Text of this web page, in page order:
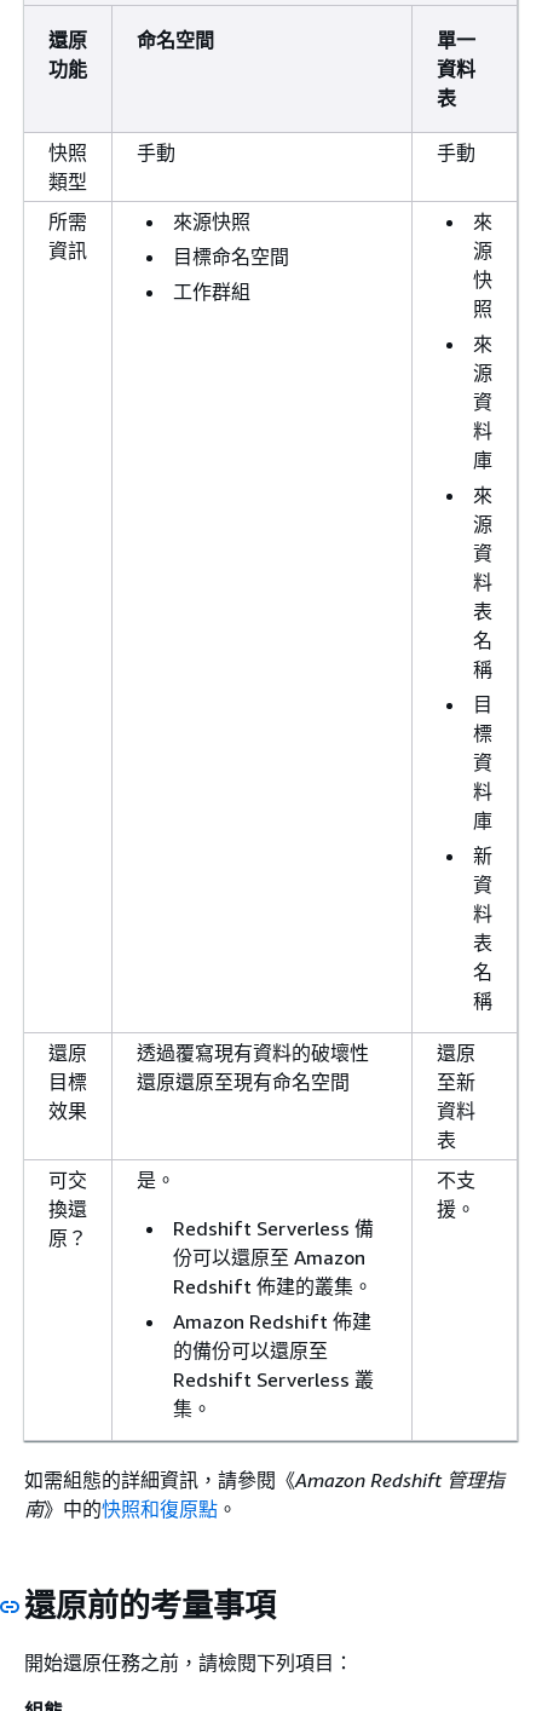
還原
功能
命名空間
單一
資料
表
快照
類型
手動 手動
所需
資訊
來源快照
目標命名空間
工作群組
來
源
快
照
來
源
資
料
庫
來
源
資
料
表
名
稱
目
標
資
料
庫
新
資
料
表
名
稱
還原
目標
效果
透過覆寫現有資料的破壞性
還原還原至現有命名空間
還原
至新
資料
表
可交
換還
原？
是。
Redshift Serverless 備
份可以還原至 Amazon
Redshift 佈建的叢集。
Amazon Redshift 佈建
的備份可以還原至
Redshift Serverless 叢
集。
不支
援。
如需組態的詳細資訊，請參閱《Amazon Redshift 管理指
南》中的快照和復原點 。
還原前的考量事項
開始還原任務之前，請檢閱下列項目：